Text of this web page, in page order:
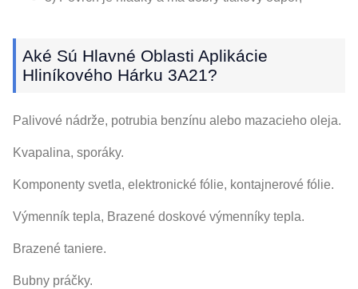
Aké Sú Hlavné Oblasti Aplikácie
Hliníkového Hárku 3A21?
Palivové nádrže, potrubia benzínu alebo mazacieho oleja.
Kvapalina, sporáky.
Komponenty svetla, elektronické fólie, kontajnerové fólie.
Výmenník tepla, Brazené doskové výmenníky tepla.
Brazené taniere.
Bubny práčky.